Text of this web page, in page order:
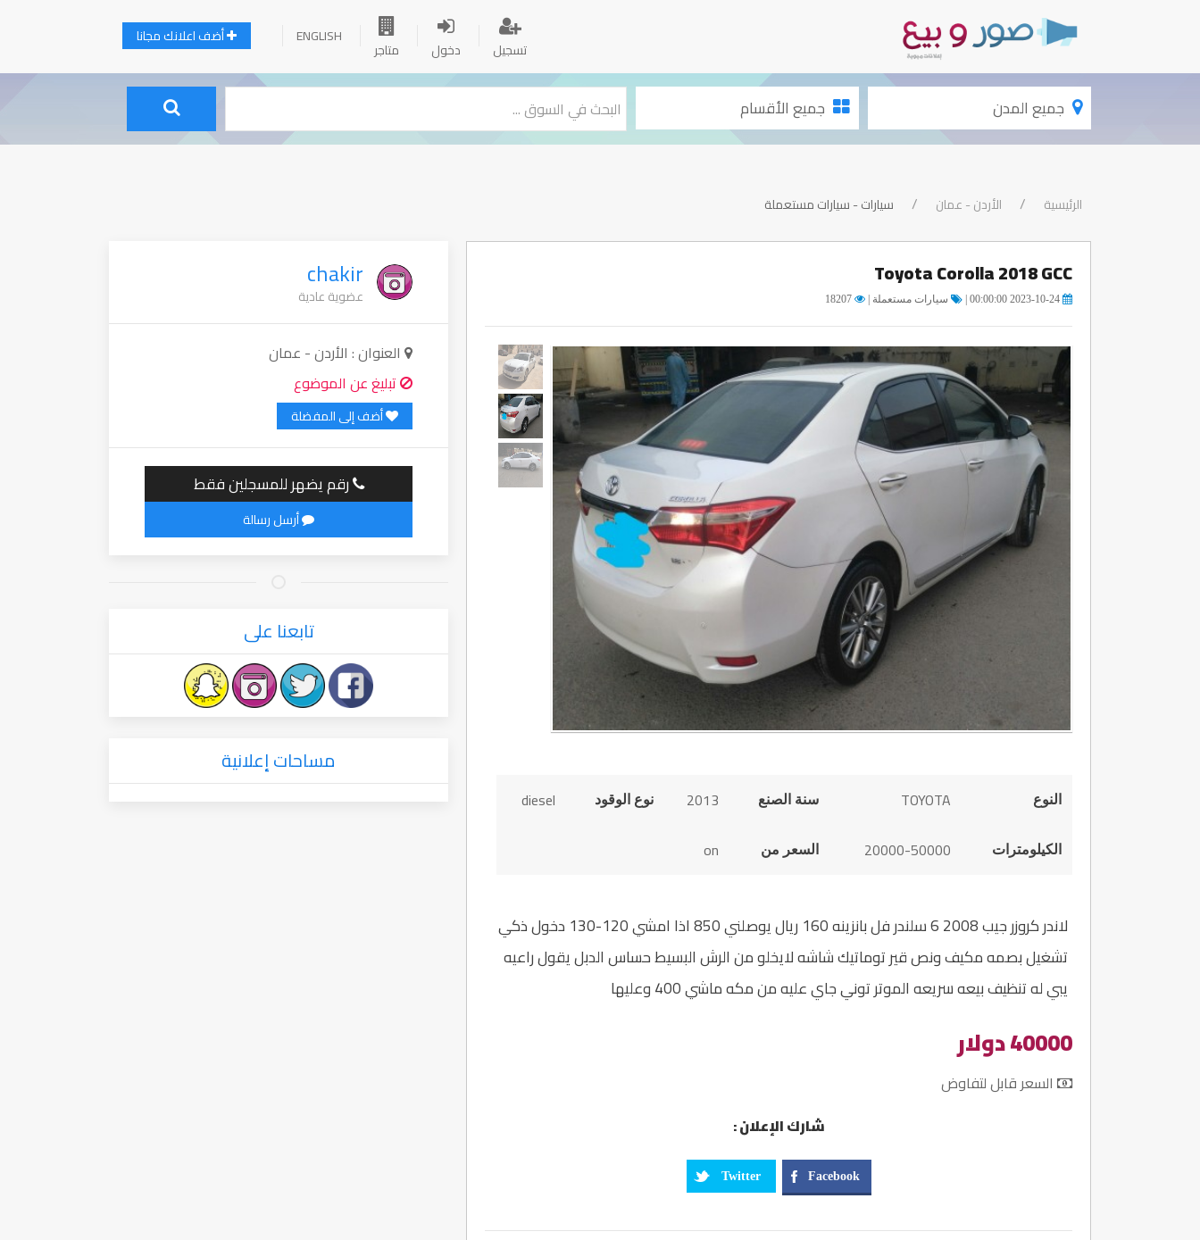
تسجيل دخول متاجر
ENGLISH أضف اعلانك مجانا
الرئيسية الأردن - عمان سيارات - سيارات مستعملة
Toyota Corolla 2018 GCC
سيارات مستعملة |
النوع TOYOTA سنة الصنع 2013 نوع الوقود diesel
الكيلومترات 20000-50000 السعر من on
لاندر كروزر جيب 2008 6 سلندر فل بانزينه 160 ريال يوصلني 850 اذا امشي 120-130 دخول ذكي
تشغيل بصمه مكيف ونص قير توماتيك شاشه لايخلو من الرش البسيط حساس الدبل يقول راعيه
يبي له تنظيف بيعه سريعه الموتر توني جاي عليه من مكه ماشي 400 وعليها
40000 دولار
السعر قابل لتفاوض
شارك الإعلان :
Facebook
Twitter
chakir
عضوية عادية
العنوان : الأردن - عمان
تبليغ عن الموضوع
أضف إلى المفضلة
رقم يضهر للمسجلين فقط
أرسل رسالة
تابعنا على
مساحات إعلانية